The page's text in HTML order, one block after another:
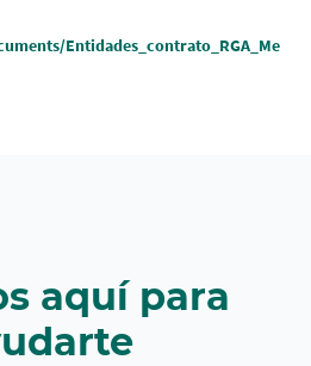
Entidades_contrato_RGA_Me
aquí para